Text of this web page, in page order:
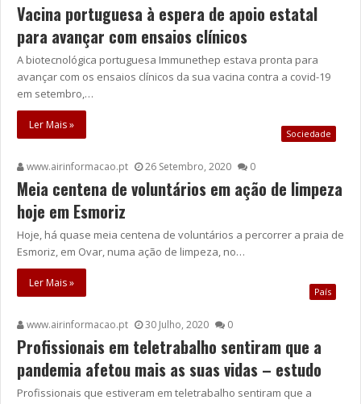
Vacina portuguesa à espera de apoio estatal
para avançar com ensaios clínicos
A biotecnológica portuguesa Immunethep estava pronta para
avançar com os ensaios clínicos da sua vacina contra a covid-19
em setembro,…
Ler Mais »
Sociedade
www.airinformacao.pt 26 Setembro, 2020 0
Meia centena de voluntários em ação de limpeza
hoje em Esmoriz
Hoje, há quase meia centena de voluntários a percorrer a praia de
Esmoriz, em Ovar, numa ação de limpeza, no…
Ler Mais »
País
www.airinformacao.pt 30 Julho, 2020 0
Profissionais em teletrabalho sentiram que a
pandemia afetou mais as suas vidas – estudo
Profissionais que estiveram em teletrabalho sentiram que a